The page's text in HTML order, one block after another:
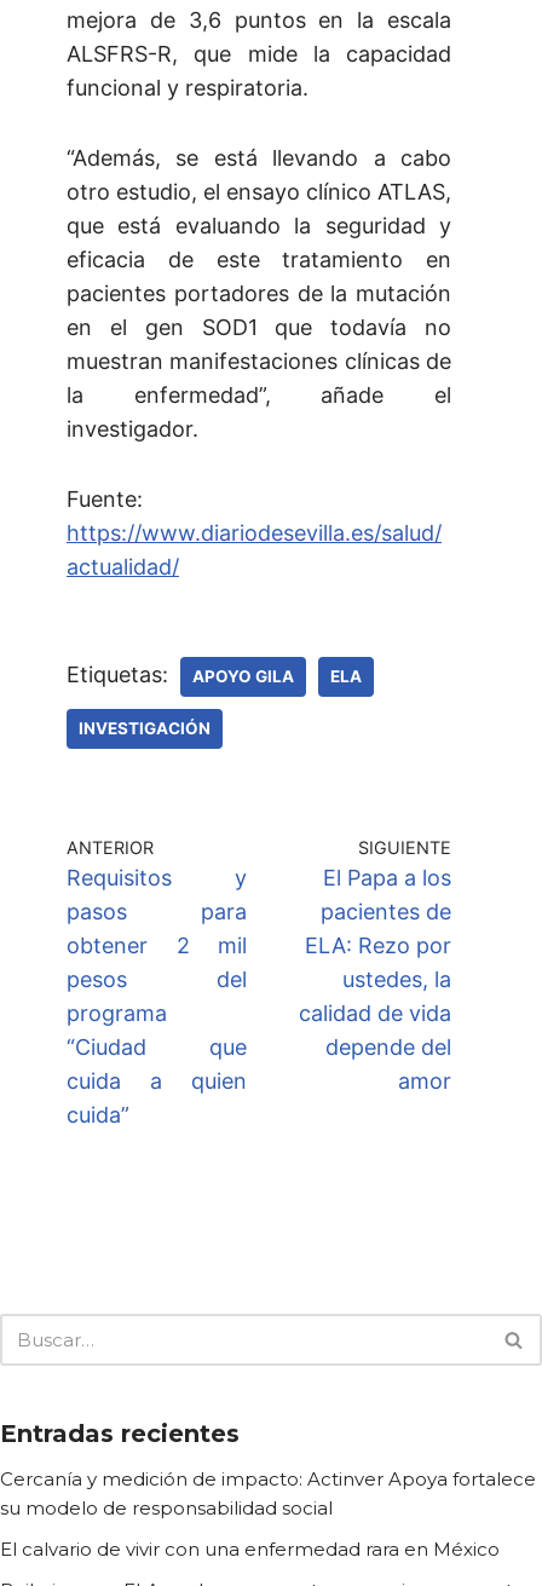
mejora de 3,6 puntos en la escala
ALSFRS-R, que mide la capacidad
funcional y respiratoria.
“Además, se está llevando a cabo
otro estudio, el ensayo clínico ATLAS,
que está evaluando la seguridad y
eficacia de este tratamiento en
pacientes portadores de la mutación
en el gen SOD1 que todavía no
muestran manifestaciones clínicas de
la enfermedad”, añade el
investigador.
Fuente:
https://www.diariodesevilla.es/salud/
actualidad/
Etiquetas: APOYO GILA ELA
INVESTIGACIÓN
ANTERIOR
Requisitos y
pasos para
obtener 2 mil
pesos del
programa
“Ciudad que
cuida a quien
cuida”
SIGUIENTE
El Papa a los
pacientes de
ELA: Rezo por
ustedes, la
calidad de vida
depende del
amor
Entradas recientes
Cercanía y medición de impacto: Actinver Apoya fortalece
su modelo de responsabilidad social
El calvario de vivir con una enfermedad rara en México